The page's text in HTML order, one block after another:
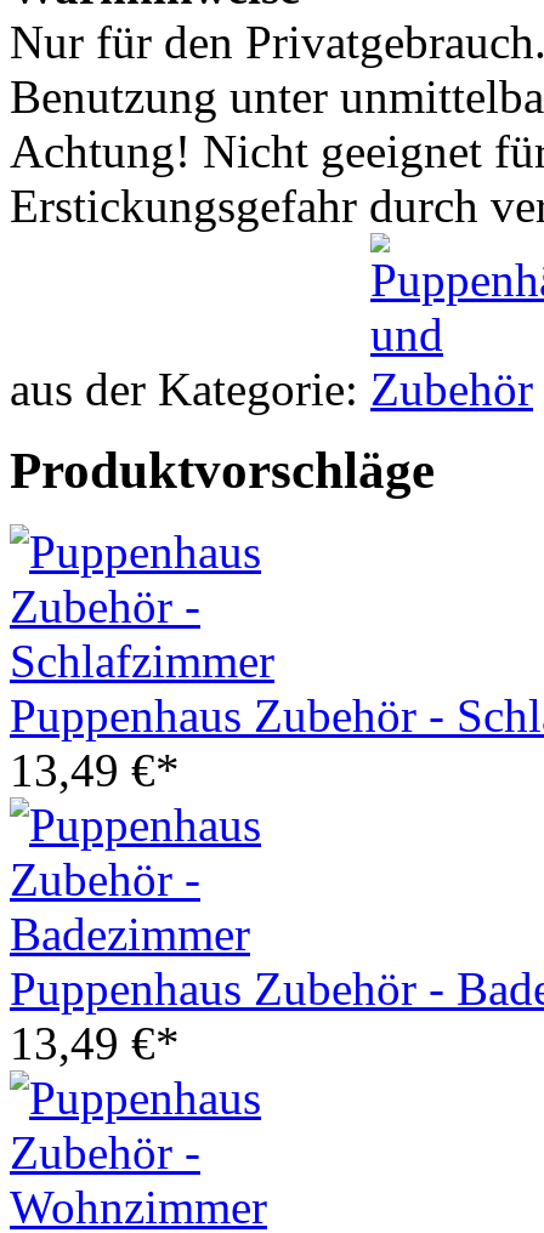
Nur für den
Benutzung unter
Achtung! Nicht geeignet
Erstickungsgefahr durch
aus der Kategorie:
Produktvorschläge
Puppenhaus Zubehör -
13,49 €*
Puppenhaus Zubehör -
13,49 €*